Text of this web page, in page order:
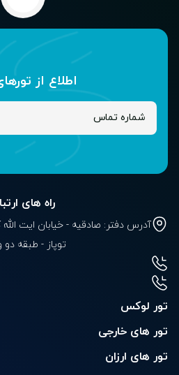
اطلاع از
راه های
آدرس دفتر: صادقیه - خیابان ایت الله
توپاز - طبقه دو
تور لوکس
تور های خارجی
تور های ارزان